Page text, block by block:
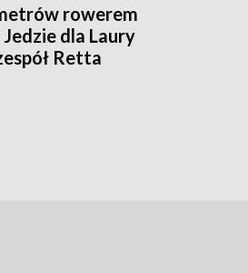
rowerem
dla Laury
Retta